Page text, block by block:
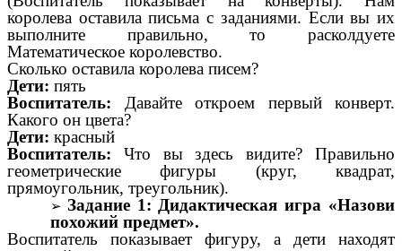
королева оставила письма с заданиями. Если вы их
выполните правильно, то расколдуете
Математическое королевство.
Сколько оставила королева писем?
Дети: пять
Воспитатель: Давайте откроем первый конверт.
Какого он цвета?
Дети: красный
Воспитатель: Что вы здесь видите? Правильно
геометрические фигуры (круг, квадрат,
прямоугольник, треугольник).
Задание 1: Дидактическая игра «Назови
похожий предмет».
Воспитатель показывает фигуру, а дети находят